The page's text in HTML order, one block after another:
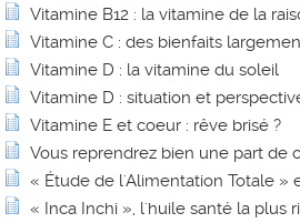
Vitamine B12 : la vitamine de la
Vitamine C : des bienfaits
Vitamine D : la vitamine du soleil
Vitamine D : situation et
Vitamine E et coeur : rêve brisé ?
Vous reprendrez bien une part de
« Étude de l'Alimentation Totale »
« Inca Inchi », l'huile santé la plus